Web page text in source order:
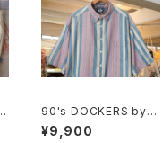
90's DOCKERS by L
evi's multi-stripe a
nd botanical Shirt
¥9,900